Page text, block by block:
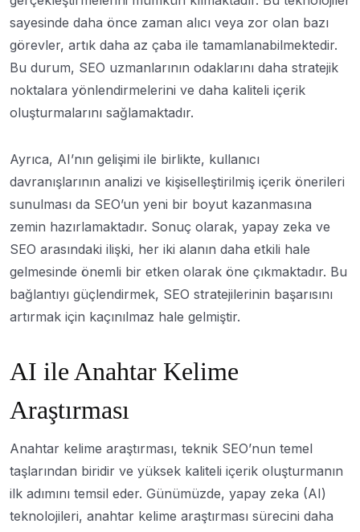
sayesinde daha önce zaman alıcı veya zor olan bazı
görevler, artık daha az çaba ile tamamlanabilmektedir.
Bu durum, SEO uzmanlarının odaklarını daha stratejik
noktalara yönlendirmelerini ve daha kaliteli içerik
oluşturmalarını sağlamaktadır.
Ayrıca, AI’nın gelişimi ile birlikte, kullanıcı
davranışlarının analizi ve kişiselleştirilmiş içerik önerileri
sunulması da SEO’un yeni bir boyut kazanmasına
zemin hazırlamaktadır. Sonuç olarak, yapay zeka ve
SEO arasındaki ilişki, her iki alanın daha etkili hale
gelmesinde önemli bir etken olarak öne çıkmaktadır. Bu
bağlantıyı güçlendirmek, SEO stratejilerinin başarısını
artırmak için kaçınılmaz hale gelmiştir.
AI ile Anahtar Kelime
Araştırması
Anahtar kelime araştırması, teknik SEO’nun temel
taşlarından biridir ve yüksek kaliteli içerik oluşturmanın
ilk adımını temsil eder. Günümüzde, yapay zeka (AI)
teknolojileri, anahtar kelime araştırması sürecini daha